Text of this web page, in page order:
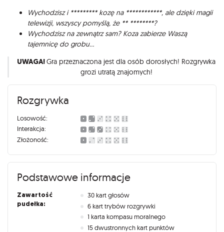
Wychodzisz i ********* kozę na ************, ale dzięki magii
telewizji, wszyscy pomyślą, że ** ********?
Wychodzisz na zewnątrz sam? Koza zabierze Waszą
tajemnicę do grobu...
UWAGA!Gra przeznaczona jest dla osób dorosłych! Rozgrywka
grozi utratą znajomych!
Rozgrywka
Losowość:
Interakcja:
Złożoność:
Podstawowe informacje
Zawartość
pudełka:
30 kart głosów
6 kart trybów rozgrywki
1 karta kompasu moralnego
15 dwustronnych kart punktów